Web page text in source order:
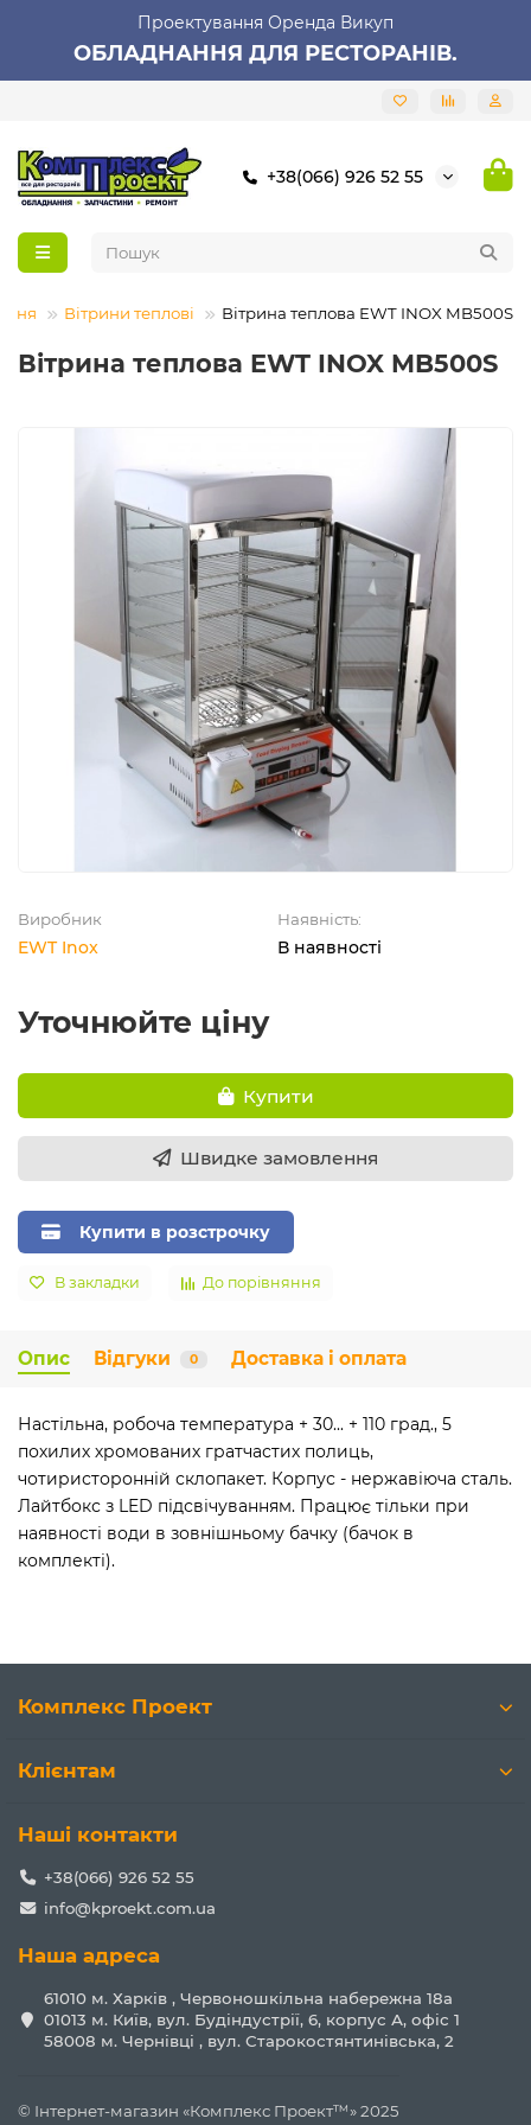
Проектування Оренда Викуп
ОБЛАДНАННЯ ДЛЯ РЕСТОРАНІВ.
+38(066) 926 52 55
Вітрини теплові Вітрина теплова EWT INOX MB500S
Вітрина теплова EWT INOX MB500S
Виробник
EWT Inox
Наявність:
В наявності
Уточнюйте ціну
Купити
Швидке замовлення
Купити в розстрочку
В закладки До порівняння
Опис Відгуки 0 Доставка і оплата
Настільна, робоча температура + 30... + 110 град., 5
похилих хромованих гратчастих полиць,
чотиристоронній склопакет. Корпус - нержавіюча сталь.
Лайтбокс з LED підсвічуванням. Працює тільки при
наявності води в зовнішньому бачку (бачок в
комплекті).
Комплекс Проект
Клієнтам
Наші контакти
+38(066) 926 52 55
info@kproekt.com.ua
Наша адреса
61010 м. Харків , Червоношкільна набережна 18а
01013 м. Київ, вул. Будіндустрії, 6, корпус А, офіс 1
58008 м. Чернівці , вул. Старокостянтинівська, 2
© Інтернет-магазин «Комплекс Проект™» 2025